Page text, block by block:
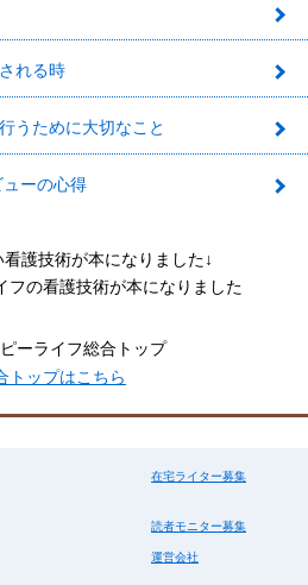
れる時
うために大切なこと
ーの心得
護技術が本になりました↓
ーライフ総合トップ
在宅ライター募集
読者モニター募集
運営会社